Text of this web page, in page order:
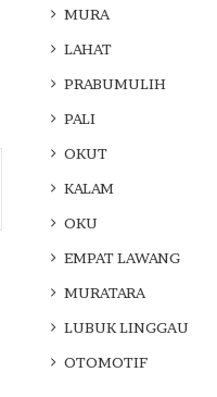
MURA
LAHAT
PRABUMULIH
PALI
OKUT
KALAM
OKU
EMPAT LAWANG
MURATARA
LUBUK LINGGAU
OTOMOTIF